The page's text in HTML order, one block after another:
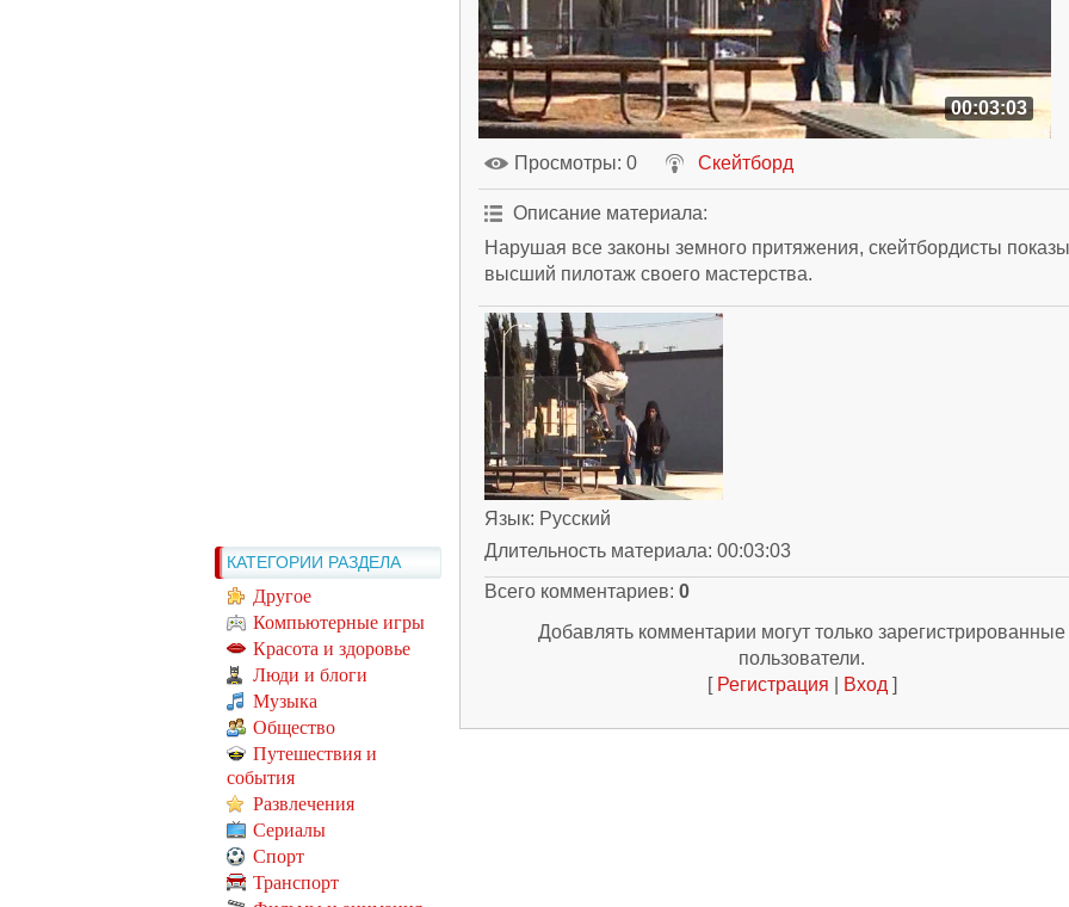
КАТЕГОРИИ РАЗДЕЛА
Другое
Компьютерные игры
Красота и здоровье
Люди и блоги
Музыка
Общество
Путешествия и
события
Развлечения
Сериалы
Спорт
Транспорт
00:03:03
Просмотры: 0 Скейтборд
Описание материала:
Нарушая все законы земного притяжения, скейтбордисты
высший пилотаж своего мастерства.
Язык: Русский
Длительность материала: 00:03:03
Всего комментариев: 0
Добавлять комментарии могут только зарегистрированные
пользователи.
[ Регистрация Вход ]